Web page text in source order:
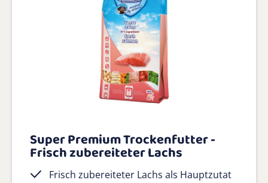
Super Premium Trockenfutter -
Frisch zubereiteter Lachs
Frisch zubereiteter Lachs als Hauptzutat